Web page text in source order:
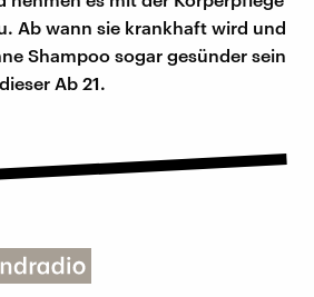
Ab wann sie krankhaft wird und
Shampoo sogar gesünder sein
Ab 21.